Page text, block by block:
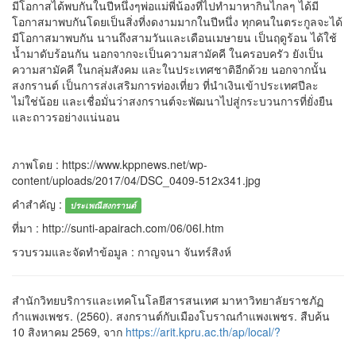
มีโอกาสได้พบกันในปีหนึ่งๆพ่อแม่พี่น้องที่ไปทำมาหากินไกลๆ ได้มี
โอกาสมาพบกันโดยเป็นสิ่งที่งดงามมากในปีหนึ่ง ทุกคนในตระกูลจะได้
มีโอกาสมาพบกัน นานถึงสามวันและเดือนเมษายน เป็นฤดูร้อน ได้ใช้
น้ำมาดับร้อนกัน นอกจากจะเป็นความสามัคคี ในครอบครัว ยังเป็น
ความสามัคคี ในกลุ่มสังคม และในประเทศชาติอีกด้วย นอกจากนั้น
สงกรานต์ เป็นการส่งเสริมการท่องเที่ยว ที่นำเงินเข้าประเทศปีละ
ไม่ใช่น้อย และเชื่อมั่นว่าสงกรานต์จะพัฒนาไปสู่กระบวนการที่ยั่งยืน
และถาวรอย่างแน่นอน
ภาพโดย : https://www.kppnews.net/wp-
content/uploads/2017/04/DSC_0409-512x341.jpg
คำสำคัญ :
ประเพณีสงกรานต์
ที่มา : http://sunti-apairach.com/06/06I.htm
รวบรวมและจัดทำข้อมูล : กาญจนา จันทร์สิงห์
สำนักวิทยบริการและเทคโนโลยีสารสนเทศ มาหาวิทยาลัยราชภัฏ
กำแพงเพชร. (2560). สงกรานต์กับเมืองโบราณกำแพงเพชร. สืบค้น
10 สิงหาคม 2569, จาก https://arit.kpru.ac.th/ap/local/?